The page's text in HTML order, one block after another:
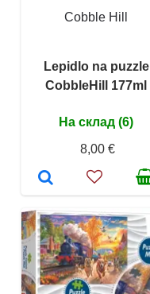
Cobble Hill
Lepidlo na puzzle
CobbleHill 177ml
На склад (6)
8,00 €